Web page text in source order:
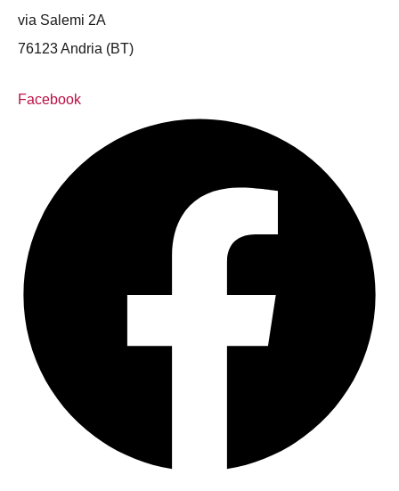
via Salemi 2A
76123 Andria (BT)
Facebook